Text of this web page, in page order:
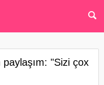
paylaşım: "Sizi çox